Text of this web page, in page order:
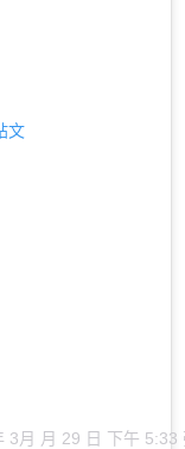
文
3月 月 29 日 下午 5:33